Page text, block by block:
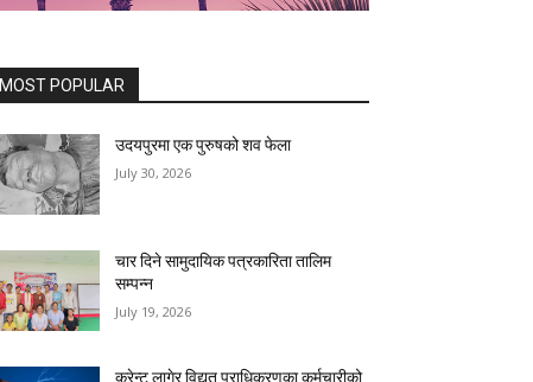
MOST POPULAR
उदयपुरमा एक पुरुषको शव फेला
July 30, 2026
चार दिने सामुदायिक पत्रकारिता तालिम
सम्पन्न
July 19, 2026
करेन्ट लागेर विद्युत प्राधिकरणका कर्मचारीको